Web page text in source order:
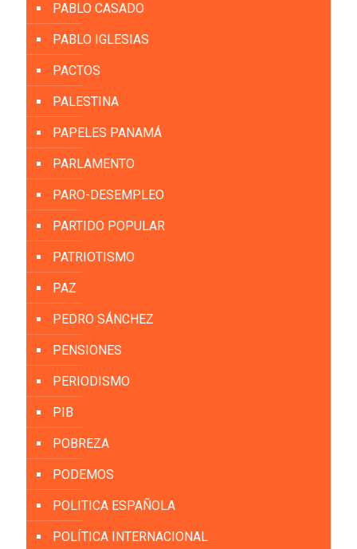
PABLO CASADO
PABLO IGLESIAS
PACTOS
PALESTINA
PAPELES PANAMÁ
PARLAMENTO
PARO-DESEMPLEO
PARTIDO POPULAR
PATRIOTISMO
PAZ
PEDRO SÁNCHEZ
PENSIONES
PERIODISMO
PIB
POBREZA
PODEMOS
POLITICA ESPAÑOLA
POLÍTICA INTERNACIONAL